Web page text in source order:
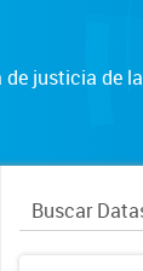
justicia de la